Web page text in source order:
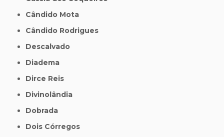
Cândido Mota
Cândido Rodrigues
Descalvado
Diadema
Dirce Reis
Divinolândia
Dobrada
Dois Córregos